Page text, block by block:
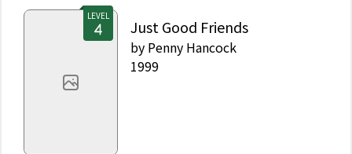
LEVEL
Just Good Friends
by Penny Hancock
1999